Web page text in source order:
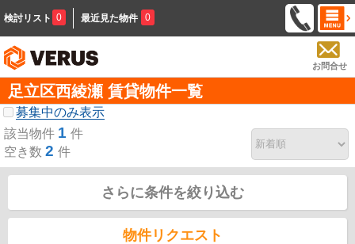
検討リスト 0 最近見た物件 0
お問合せ
足立区西綾瀬 賃貸物件一覧
募集中のみ表示
該当物件 1 件
空き数 2 件
さらに条件を絞り込む
物件リクエスト